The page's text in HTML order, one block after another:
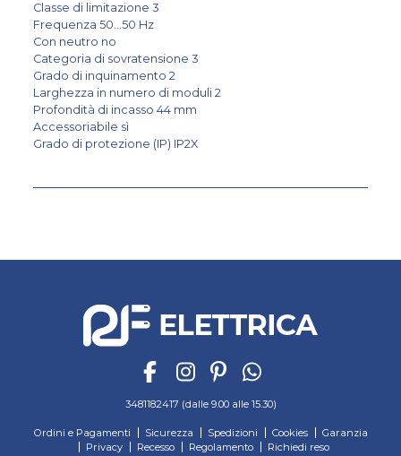
Classe di limitazione 3
Frequenza 50...50 Hz
Con neutro no
Categoria di sovratensione 3
Grado di inquinamento 2
Larghezza in numero di moduli 2
Profondità di incasso 44 mm
Accessoriabile sì
Grado di protezione (IP) IP2X
3481182417 (dalle 9.00 alle 15.30)
Ordini e Pagamenti Sicurezza Spedizioni Cookies
Garanzia
Privacy
Recesso Regolamento Richiedi reso